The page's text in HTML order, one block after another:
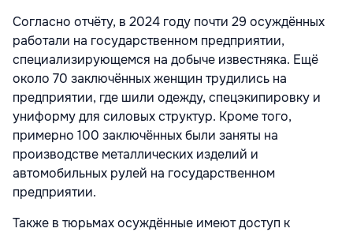
Согласно отчёту, в 2024 году почти 29 осуждённых
работали на государственном предприятии,
специализирующемся на добыче известняка. Ещё
около 70 заключённых женщин трудились на
предприятии, где шили одежду, спецэкипировку и
униформу для силовых структур. Кроме того,
примерно 100 заключённых были заняты на
производстве металлических изделий и
автомобильных рулей на государственном
предприятии.
Также в тюрьмах осуждённые имеют доступ к